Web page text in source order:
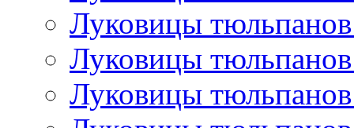
Луковицы
Луковицы
Луковицы